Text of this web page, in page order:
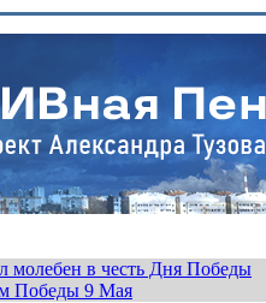
молебен в честь Дня Победы
Победы 9 Мая